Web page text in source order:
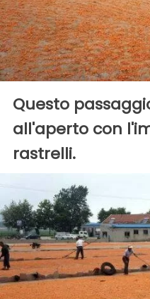
Questo
all'aperto con
rastrelli.